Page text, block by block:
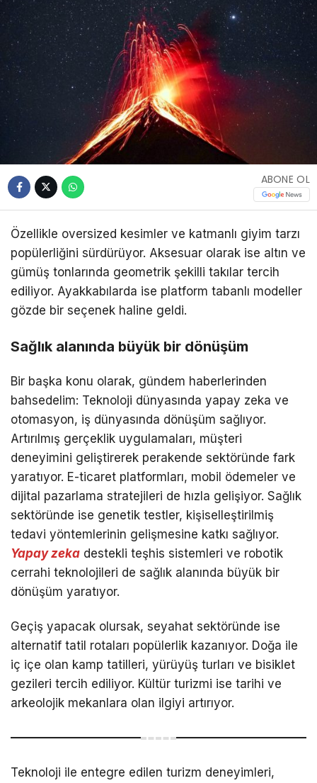
ABONE OL
Özellikle oversized kesimler ve katmanlı giyim tarzı
popülerliğini sürdürüyor. Aksesuar olarak ise altın ve
gümüş tonlarında geometrik şekilli takılar tercih
ediliyor. Ayakkabılarda ise platform tabanlı modeller
gözde bir seçenek haline geldi.
Sağlık alanında büyük bir dönüşüm
Bir başka konu olarak, gündem haberlerinden
bahsedelim: Teknoloji dünyasında yapay zeka ve
otomasyon, iş dünyasında dönüşüm sağlıyor.
Artırılmış gerçeklik uygulamaları, müşteri
deneyimini geliştirerek perakende sektöründe fark
yaratıyor. E-ticaret platformları, mobil ödemeler ve
dijital pazarlama stratejileri de hızla gelişiyor. Sağlık
sektöründe ise genetik testler, kişiselleştirilmiş
tedavi yöntemlerinin gelişmesine katkı sağlıyor.
Yapay zeka destekli teşhis sistemleri ve robotik
cerrahi teknolojileri de sağlık alanında büyük bir
dönüşüm yaratıyor.
Geçiş yapacak olursak, seyahat sektöründe ise
alternatif tatil rotaları popülerlik kazanıyor. Doğa ile
iç içe olan kamp tatilleri, yürüyüş turları ve bisiklet
gezileri tercih ediliyor. Kültür turizmi ise tarihi ve
arkeolojik mekanlara olan ilgiyi artırıyor.
Teknoloji ile entegre edilen turizm deneyimleri,